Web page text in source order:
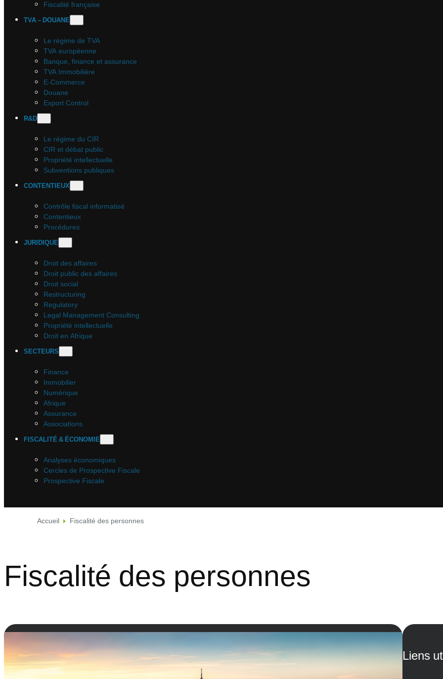
Fiscalité française
TVA – DOUANE
Le régime de TVA
TVA européenne
Banque, finance et assurance
TVA Immobilière
E-Commerce
Douane
Export Control
R&D
Le régime du CIR
CIR et débat public
Propriété intellectuelle
Subventions publiques
CONTENTIEUX
Contrôle fiscal informatisé
Contentieux
Procédures
JURIDIQUE
Droit des affaires
Droit public des affaires
Droit social
Restructuring
Regulatory
Legal Management Consulting
Propriété intellectuelle
Droit en Afrique
SECTEURS
Finance
Immobilier
Numérique
Afrique
Assurance
Associations
FISCALITÉ & ÉCONOMIE
Analyses économiques
Cercles de Prospective Fiscale
Prospective Fiscale
Accueil Fiscalité des personnes
Fiscalité des personnes
Liens